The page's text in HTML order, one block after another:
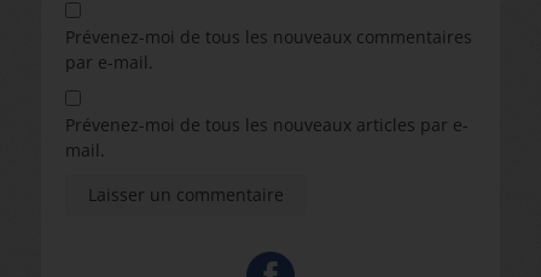
Prévenez-moi de tous les nouveaux commentaires
par e-mail.
Prévenez-moi de tous les nouveaux articles par e-
mail.